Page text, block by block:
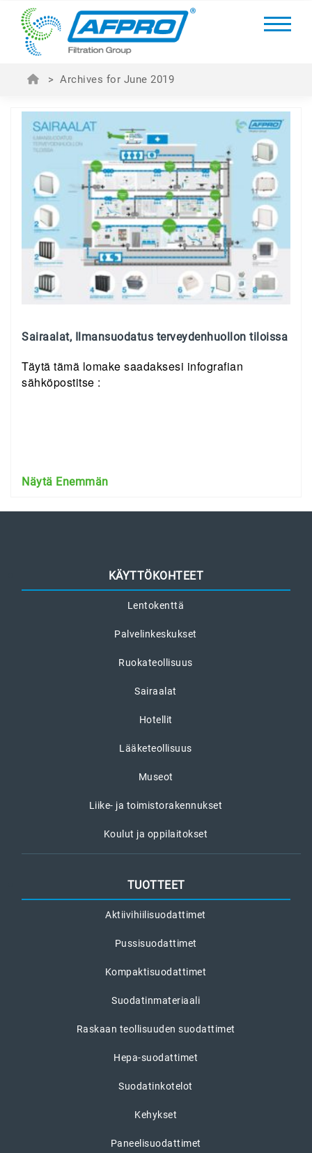
> Archives for June 2019
Sairaalat, Ilmansuodatus terveydenhuollon tiloissa
Täytä tämä lomake saadaksesi infografian
sähköpostitse :
Näytä Enemmän
KÄYTTÖKOHTEET
Lentokenttä
Palvelinkeskukset
Ruokateollisuus
Sairaalat
Hotellit
Lääketeollisuus
Museot
Liike- ja toimistorakennukset
Koulut ja oppilaitokset
TUOTTEET
Aktiivihiilisuodattimet
Pussisuodattimet
Kompaktisuodattimet
Suodatinmateriaali
Raskaan teollisuuden suodattimet
Hepa-suodattimet
Suodatinkotelot
Kehykset
Paneelisuodattimet